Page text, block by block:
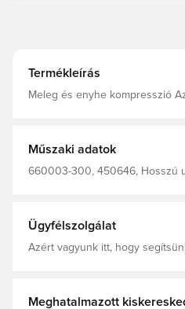
Termékleírás
Meleg és enyhe kompresszió
újrahasznosított poliészter 13%
Műszaki adatok
660003-300, 450646, Hosszú
Ügyfélszolgálat
Azért vagyunk itt, hogy
Meghatalmazott